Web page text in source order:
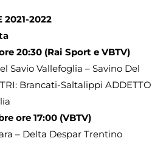
2021-2022
20:30 (Rai Sport e VBTV)
Savio Vallefoglia – Savino Del
Brancati-Saltalippi ADDETTO
ore 17:00 (VBTV)
– Delta Despar Trentino